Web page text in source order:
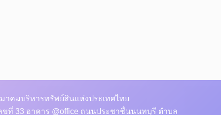
าคมบริหารทรัพย์สินแห่งประเทศไทย
ขที่ 33 อาคาร @office ถนนประชาชื่นนนทบุรี ตำบล